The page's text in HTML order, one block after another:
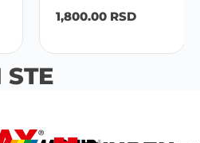
1,800.00RSD